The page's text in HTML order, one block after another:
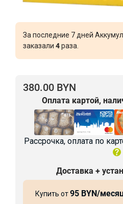
За последние 7 дней
заказали 4раза.
380.00 BYN
Оплата картой,
Рассрочка, оплата по
Доставка +
Купить от95 BYN/